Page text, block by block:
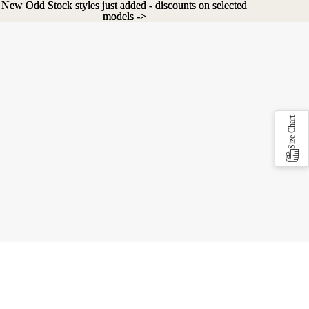
New Odd Stock styles just added - discounts on selected
models ->
New Odd Stock styles just added - discounts on selected
models ->
Size Chart